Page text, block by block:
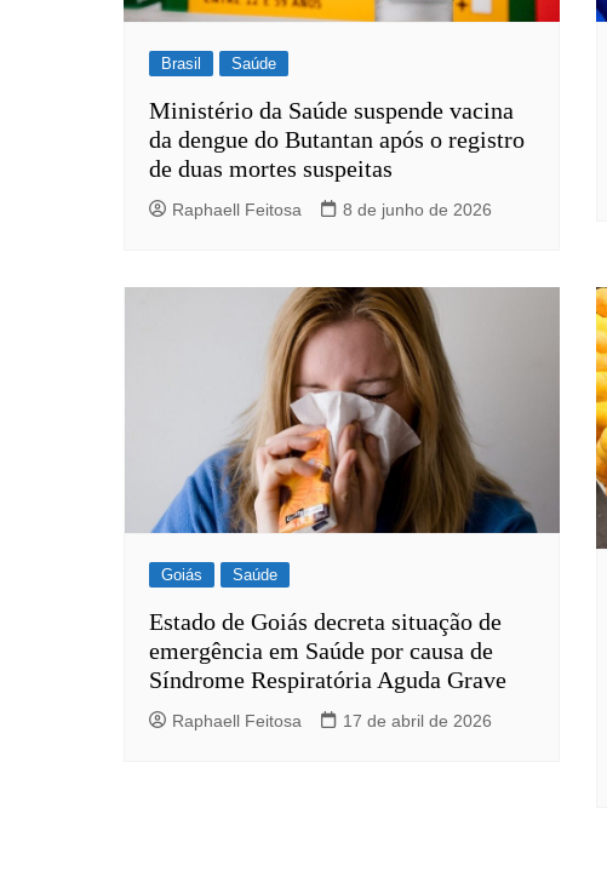
Brasil Saúde
Ministério da Saúde suspende vacina
da dengue do Butantan após o registro
de duas mortes suspeitas
Raphaell Feitosa 8 de junho de 2026
Goiás Saúde
Estado de Goiás decreta situação de
emergência em Saúde por causa de
Síndrome Respiratória Aguda Grave
Raphaell Feitosa 17 de abril de 2026